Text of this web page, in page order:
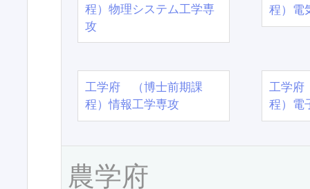
程）物理システム工学専
攻
程）電
工学府 （博士前期課
程）情報工学専攻
工学
程）電
農学府